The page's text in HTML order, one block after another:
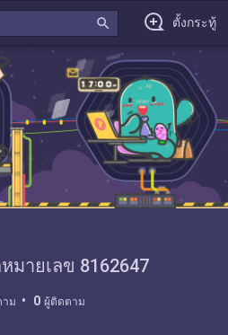
search ตั้งกระทู้
มายเลข 8162647
าม 0 ผู้ติดตาม